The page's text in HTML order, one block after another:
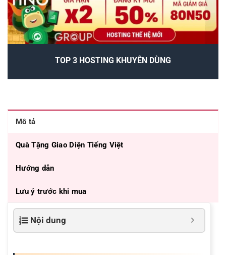
TOP 3 HOSTING KHUYÊN DÙNG
Mô tả
Quà Tặng Giao Diện Tiếng Việt
Hướng dẫn
Lưu ý trước khi mua
Nội dung